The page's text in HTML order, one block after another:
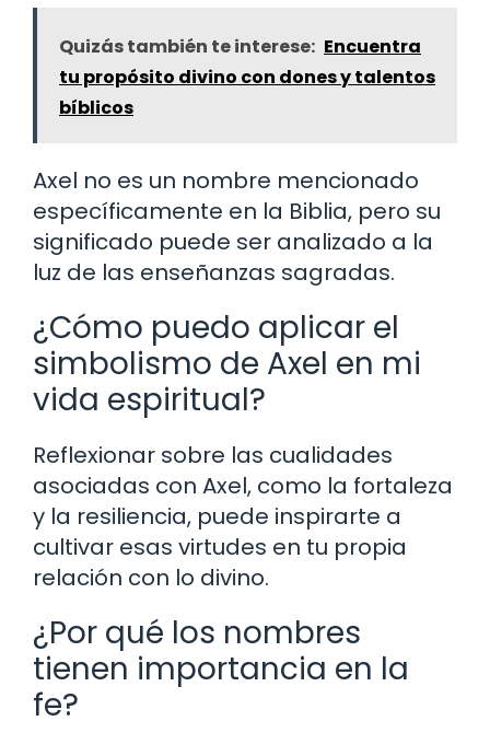
Quizás también te interese: Encuentra
tu propósito divino con dones y talentos
bíblicos
Axel no es un nombre mencionado
específicamente en la Biblia, pero su
significado puede ser analizado a la
luz de las enseñanzas sagradas.
¿Cómo puedo aplicar el
simbolismo de Axel en mi
vida espiritual?
Reflexionar sobre las cualidades
asociadas con Axel, como la fortaleza
y la resiliencia, puede inspirarte a
cultivar esas virtudes en tu propia
relación con lo divino.
¿Por qué los nombres
tienen importancia en la
fe?